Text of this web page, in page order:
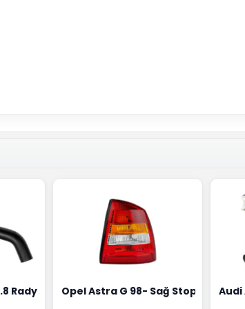
05E903018G
Radyatör Üst Hortumu Rapro Marka
Opel Astra G 98- Sağ Stop Audi